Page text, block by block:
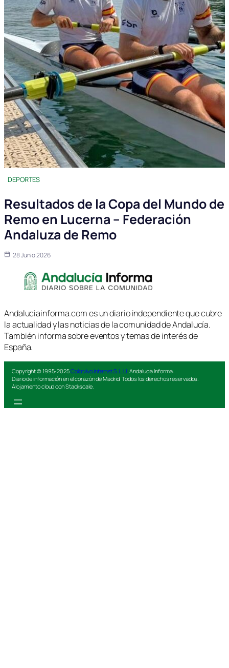
DEPORTES
Resultados de la Copa del Mundo de
Remo en Lucerna – Federación
Andaluza de Remo
28 Junio 2026
Andaluciainforma.com es un diario independiente que cubre
la actualidad y las noticias de la comunidad de Andalucía.
También informa sobre eventos y temas de interés de
España.
Copyright © 1995-2025Colorvivo Internet S.L.U. Andalucía Informa.
Diario de información en el corazón de Madrid. Todos los derechos reservados.
Alojamiento cloud con Stackscale.